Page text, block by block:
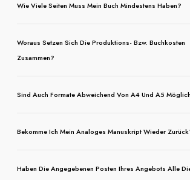
Wie Viele Seiten Muss Mein Buch Mindestens Haben?
Woraus Setzen Sich Die Produktions- Bzw. Buchkosten
Zusammen?
Sind Auch Formate Abweichend Von A4 Und A5
Bekomme Ich Mein Analoges Manuskript Wieder
Haben Die Angegebenen Posten Ihres Angebots Alle